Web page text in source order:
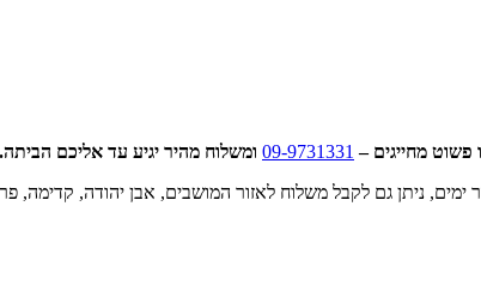
פשוט מחייגים – 09-9731331 ומשלוח מהיר יגיע עד אליכם הביתה.
ימים, ניתן גם לקבל משלוח לאזור המושבים, אבן יהודה, קדימה,